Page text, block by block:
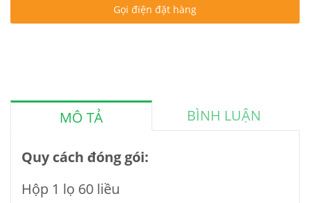
Gọi điện đặt hàng
MÔ TẢ BÌNH LUẬN
Quy cách đóng gói:
Hộp 1 lọ 60 liều